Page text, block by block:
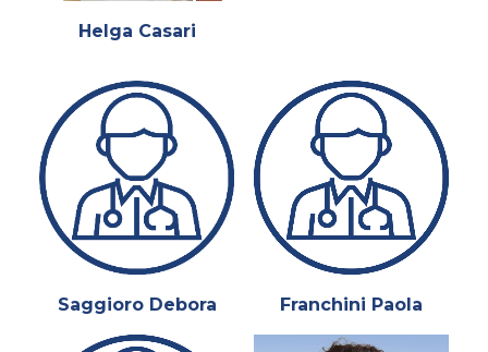
Helga Casari
Saggioro Debora Franchini Paola